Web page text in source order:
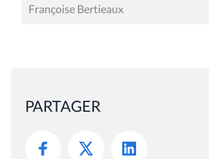
Françoise Bertieaux
PARTAGER